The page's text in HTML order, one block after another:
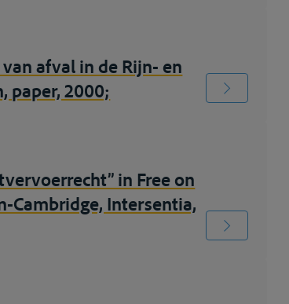
afval in de Rijn- en
paper, 2000;
in Free on
Cambridge, Intersentia,